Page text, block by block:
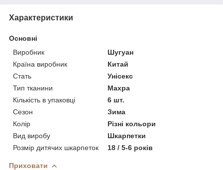
Характеристики
Основні
Виробник
Шугуан
Країна виробник
Китай
Стать
Унісекс
Тип тканини
Махра
Кількість в упаковці
6 шт.
Сезон
Зима
Колір
Різні кольори
Вид виробу
Шкарпетки
Розмір дитячих шкарпеток
18 / 5-6 років
Приховати